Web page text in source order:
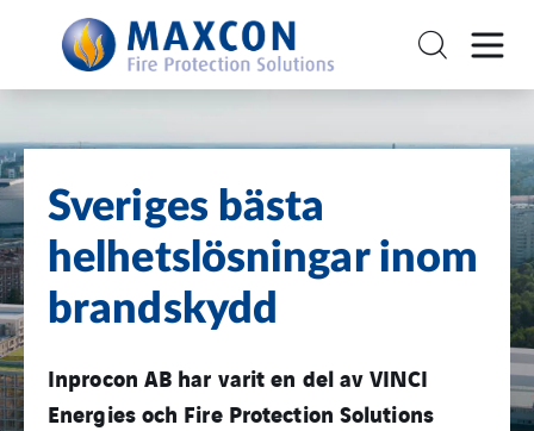
Sveriges bästa
helhetslösningar inom
brandskydd
Inprocon AB har varit en del av VINCI
Energies och Fire Protection Solutions